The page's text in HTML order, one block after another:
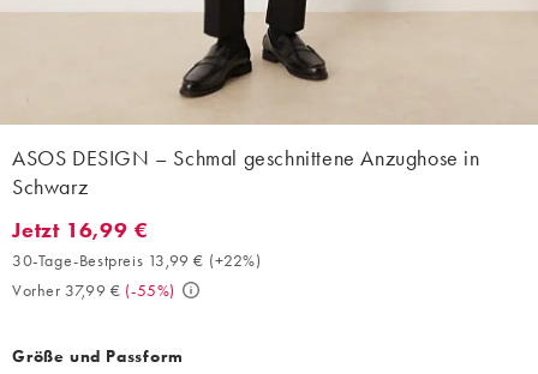
ASOS DESIGN – Schmal geschnittene Anzughose in
Schwarz
Jetzt 16,99 €. 30-Tage-Bestpreis 13,99 € (+22%). Vorher 37,99
Jetzt 16,99 €
30-Tage-Bestpreis 13,99 € (+22%)
Vorher 37,99 € (-55%)
Größe und Passform